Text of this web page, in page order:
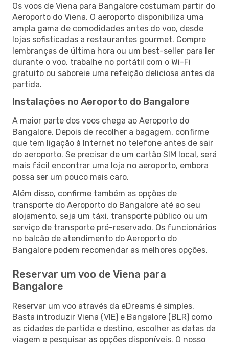
Os voos de Viena para Bangalore costumam partir do
Aeroporto do Viena. O aeroporto disponibiliza uma
ampla gama de comodidades antes do voo, desde
lojas sofisticadas a restaurantes gourmet. Compre
lembranças de última hora ou um best-seller para ler
durante o voo, trabalhe no portátil com o Wi-Fi
gratuito ou saboreie uma refeição deliciosa antes da
partida.
Instalações no Aeroporto do Bangalore
A maior parte dos voos chega ao Aeroporto do
Bangalore. Depois de recolher a bagagem, confirme
que tem ligação à Internet no telefone antes de sair
do aeroporto. Se precisar de um cartão SIM local, será
mais fácil encontrar uma loja no aeroporto, embora
possa ser um pouco mais caro.
Além disso, confirme também as opções de
transporte do Aeroporto do Bangalore até ao seu
alojamento, seja um táxi, transporte público ou um
serviço de transporte pré-reservado. Os funcionários
no balcão de atendimento do Aeroporto do
Bangalore podem recomendar as melhores opções.
Reservar um voo de Viena para
Bangalore
Reservar um voo através da eDreams é simples.
Basta introduzir Viena (VIE) e Bangalore (BLR) como
as cidades de partida e destino, escolher as datas da
viagem e pesquisar as opções disponíveis. O nosso